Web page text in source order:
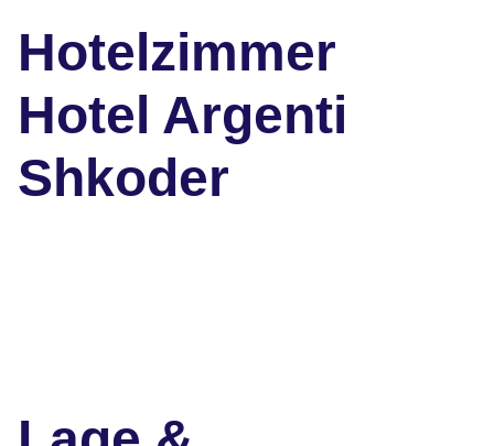
Hotelzimmer
Hotel Argenti
Shkoder